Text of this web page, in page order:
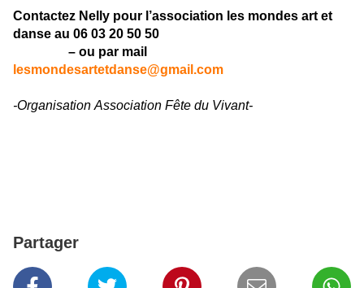
Contactez Nelly pour l’association les mondes art et
danse au 06 03 20 50 50
– ou par mail
lesmondesartetdanse@gmail.com
-Organisation Association Fête du Vivant-
Partager